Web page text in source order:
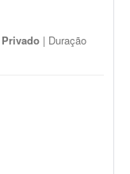
Privado | Duração